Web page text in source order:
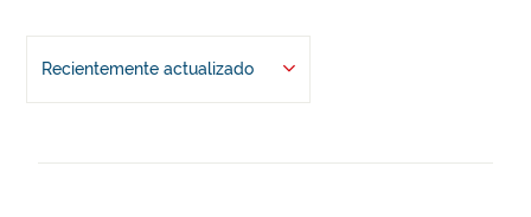
Recientemente actualizado